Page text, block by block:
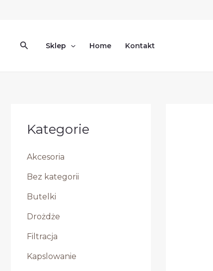
SzukajSklep Home Kontakt
Kategorie
Akcesoria
Bez kategorii
Butelki
Drożdże
Filtracja
Kapslowanie